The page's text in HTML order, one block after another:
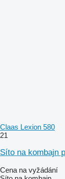
Claas Lexion 580
21
Síto na kombajn
Cena na vyžádání